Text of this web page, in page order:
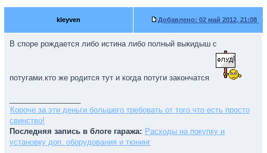
kleyven Добавлено: 02 май 2012, 21:08
В споре рождается либо истина либо полный выкидыш с
потугами.кто же родится тут и когда потуги закончатся
Короче за эти деньги большего требовать от того что есть просто
свинство!
Последняя запись в блоге гаража: Расходы на покупку и
установку доп. оборудования и тюнинг